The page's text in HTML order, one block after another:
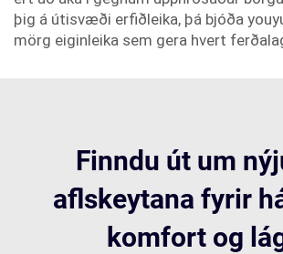
þig á útisvæði erfiðleika, þá bjóða
mörg eiginleika sem gera hvert
Finndu út um
aflskeytana fyrir
komfort og